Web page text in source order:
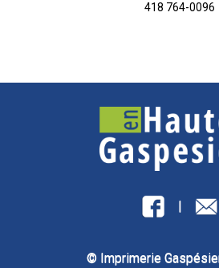
418 764-0096
|
© Imprimerie